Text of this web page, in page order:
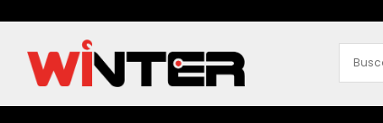
contenido